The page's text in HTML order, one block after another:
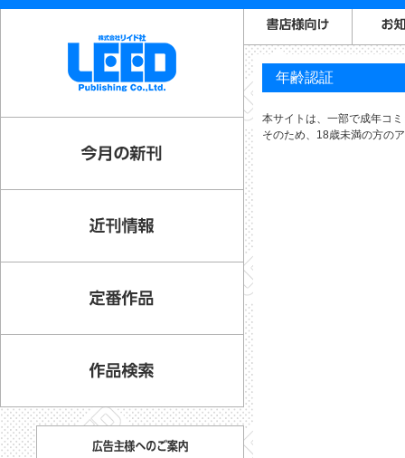
年齢認証
本サイトは、一部で成年コ
そのため、18歳未満の方の